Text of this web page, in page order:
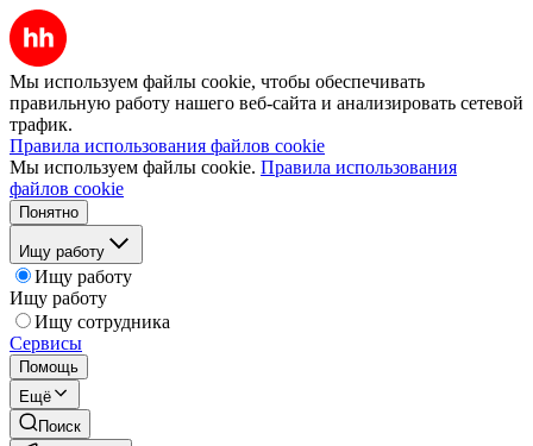
Мы используем файлы cookie, чтобы обеспечивать
правильную работу нашего веб-сайта и анализировать сетевой
трафик.
Правила использования файлов cookie
Мы используем файлы cookie. Правила использования
файлов cookie
Понятно
Ищу работу
Ищу работу
Ищу работу
Ищу сотрудника
Сервисы
Помощь
Ещё
Поиск